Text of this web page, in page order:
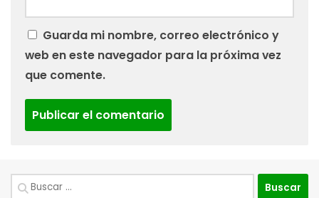
Guarda mi nombre, correo electrónico y
web en este navegador para la próxima vez
que comente.
Buscar: